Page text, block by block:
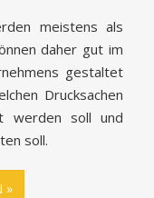
meistens als
daher gut im
gestaltet
Drucksachen
werden soll und
soll.